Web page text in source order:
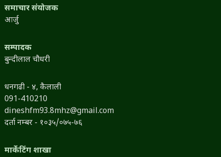
समाचार संयोजक
आर्जु
सम्पादक
बुन्दीलाल चौधरी
धनगढी - ४, कैलाली
091-410210
dineshfm93.8mhz@gmail.com
दर्ता नम्बर - १०३५/०७५-७६
मार्केटिंग शाखा